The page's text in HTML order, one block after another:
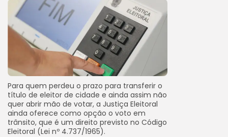
Para quem perdeu o prazo para transferir o
título de eleitor de cidade e ainda assim não
quer abrir mão de votar, a Justiça Eleitoral
ainda oferece como opção o voto em
trânsito, que é um direito previsto no Código
Eleitoral (Lei nº 4.737/1965).